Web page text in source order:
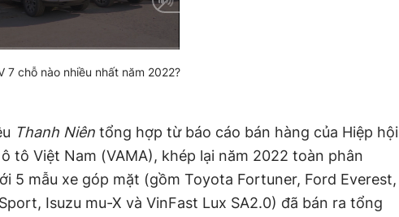
7 chỗ nào nhiều nhất năm 2022?
Thanh Niên tổng hợp từ báo cáo bán hàng của Hiệp hội
tô Việt Nam (VAMA), khép lại năm 2022 toàn phân
5 mẫu xe góp mặt (gồm Toyota Fortuner, Ford Everest,
Isuzu mu-X và VinFast Lux SA2.0) đã bán ra tổng